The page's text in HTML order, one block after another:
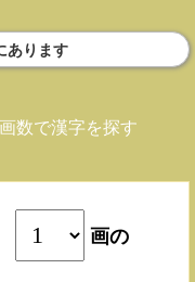
あります
画数で漢字を探す
画の